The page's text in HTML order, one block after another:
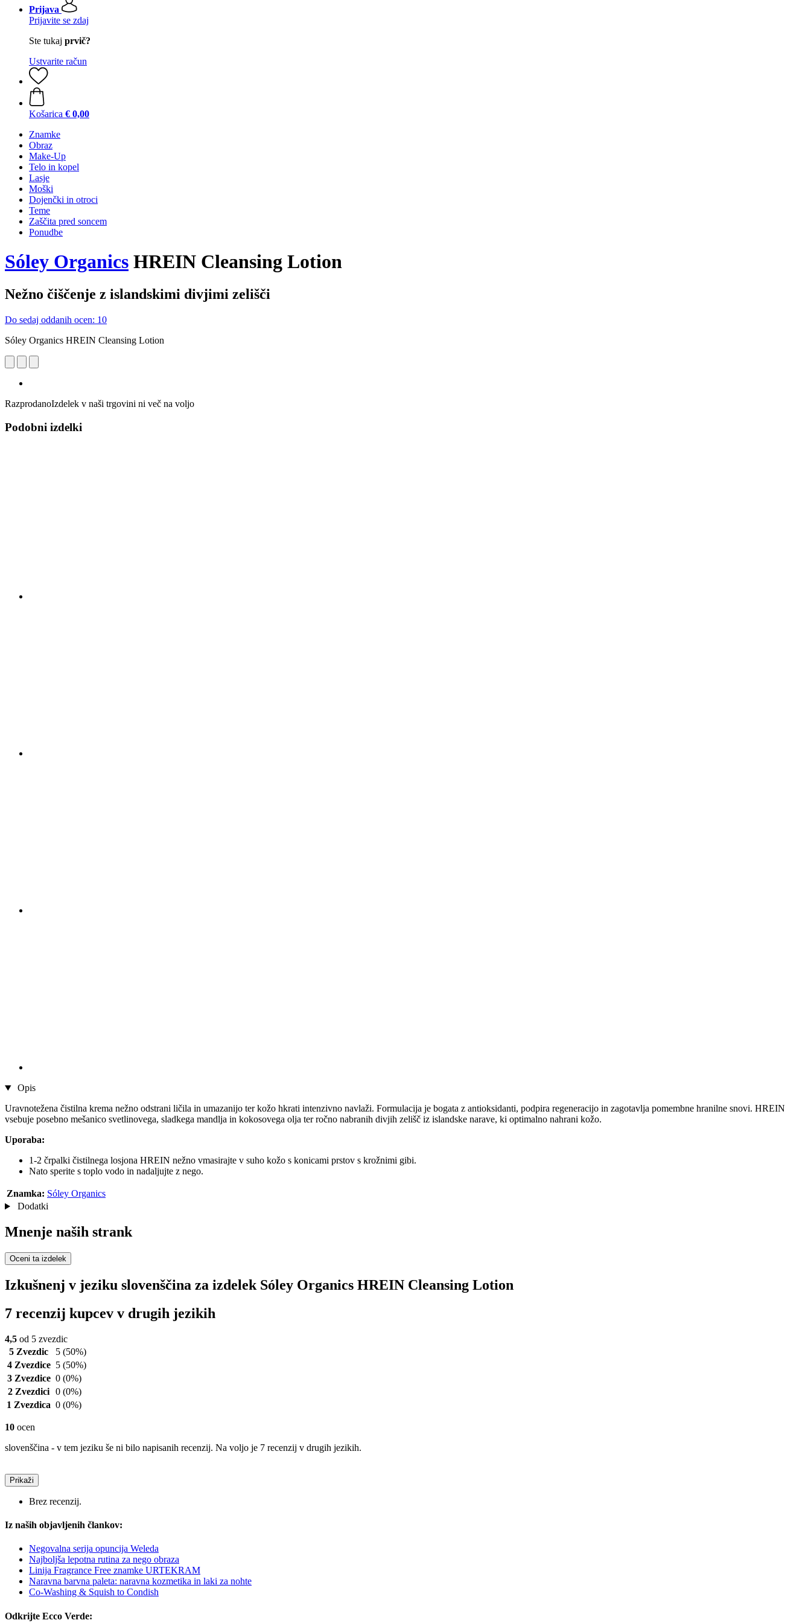
Prijava
Prijavite se zdaj
Ste tukaj prvič?
Ustvarite račun
Košarica € 0,00
Znamke
Obraz
Make-Up
Telo in kopel
Lasje
Moški
Dojenčki in otroci
Teme
Zaščita pred soncem
Ponudbe
Sóley Organics HREIN Cleansing Lotion
Nežno čiščenje z islandskimi divjimi zelišči
Do sedaj oddanih ocen: 10
Sóley Organics HREIN Cleansing Lotion
RazprodanoIzdelek v naši trgovini ni več na voljo
Podobni izdelki
Opis
Uravnotežena čistilna krema nežno odstrani ličila in umazanijo ter kožo hkrati intenzivno navlaži. Formulacija je bogata z antioksidanti, podpira regeneracijo in zagotavlja pomembne hranilne snovi. HREIN
vsebuje posebno mešanico svetlinovega, sladkega mandlja in kokosovega olja ter ročno nabranih divjih zelišč iz islandske narave, ki optimalno nahrani kožo.
Uporaba:
1-2 črpalki čistilnega losjona HREIN nežno vmasirajte v suho kožo s konicami prstov s krožnimi gibi.
Nato sperite s toplo vodo in nadaljujte z nego.
Znamka: Sóley Organics
Dodatki
Mnenje naših strank
Oceni ta izdelek
Izkušnenj v jeziku slovenščina za izdelek Sóley Organics HREIN Cleansing Lotion
7 recenzij kupcev v drugih jezikih
4,5 od 5 zvezdic
5 Zvezdic
5 (50%)
4 Zvezdice 5 (50%)
3 Zvezdice 0 (0%)
2 Zvezdici 0 (0%)
1 Zvezdica 0 (0%)
10 ocen
slovenščina - v tem jeziku še ni bilo napisanih recenzij. Na voljo je 7 recenzij v drugih jezikih.
Prikaži
Brez recenzij.
Iz naših objavljenih člankov:
Negovalna serija opuncija Weleda
Najboljša lepotna rutina za nego obraza
Linija Fragrance Free znamke URTEKRAM
Naravna barvna paleta: naravna kozmetika in laki za nohte
Co-Washing & Squish to Condish
Odkrijte Ecco Verde: